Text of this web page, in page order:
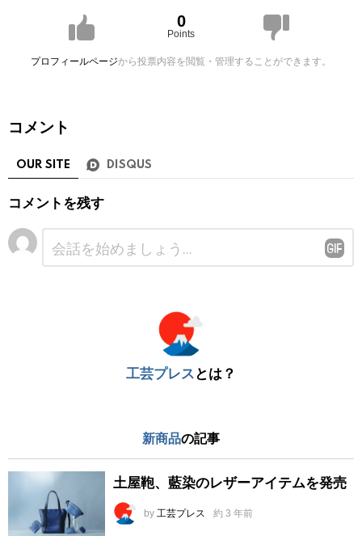
0
Points
プロフィールページから投票内容を閲覧・管理することができます。
コメント
OUR SITE DISQUS
コメントを残す
工芸プレス とは？
新商品の記事
土屋鞄、藍染のレザーアイテムを発売
by 工芸プレス 約 3 年前